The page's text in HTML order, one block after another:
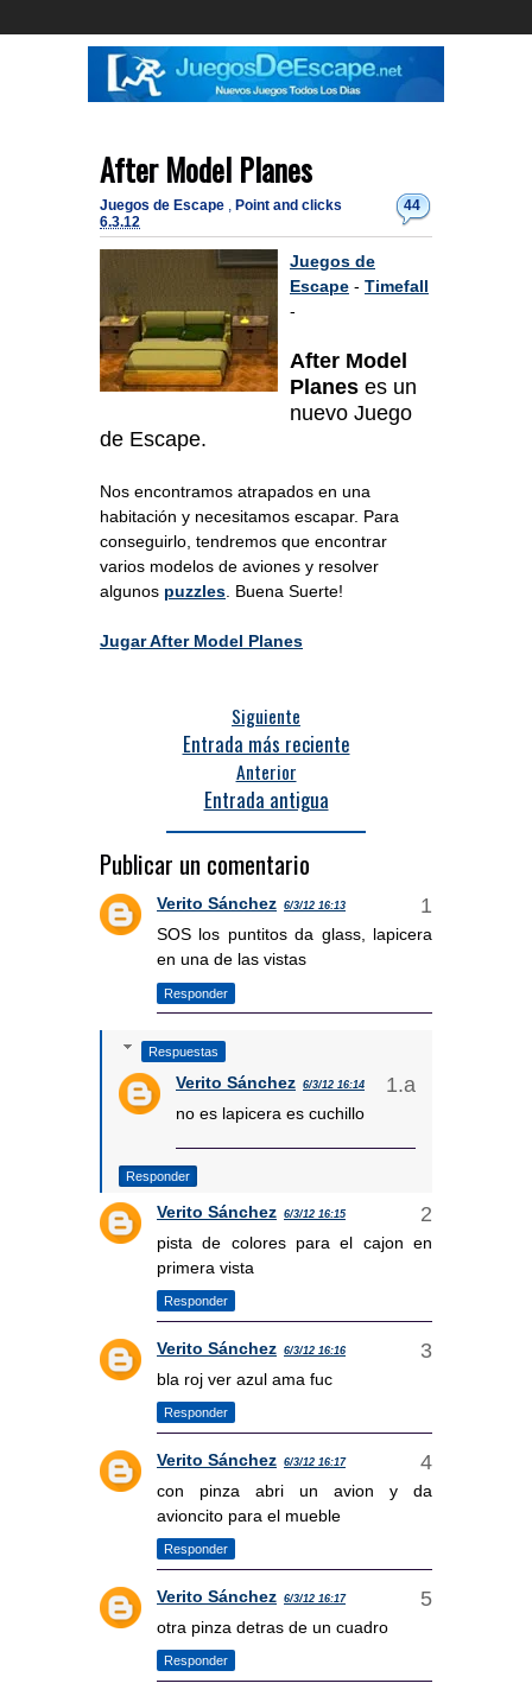
After Model Planes
44
Juegos de Escape , Point and clicks
6.3.12
Juegos de
Escape - Timefall
-
After Model
Planes es un
nuevo Juego
de Escape.
Nos encontramos atrapados en una
habitación y necesitamos escapar. Para
conseguirlo, tendremos que encontrar
varios modelos de aviones y resolver
algunos puzzles. Buena Suerte!
Jugar After Model Planes
Siguiente
Entrada más reciente
Anterior
Entrada antigua
Publicar un comentario
Verito Sánchez 6/3/12 16:13
SOS los puntitos da glass, lapicera
en una de las vistas
Responder
Respuestas
Verito Sánchez 6/3/12 16:14
no es lapicera es cuchillo
Responder
Verito Sánchez 6/3/12 16:15
pista de colores para el cajon en
primera vista
Responder
Verito Sánchez 6/3/12 16:16
bla roj ver azul ama fuc
Responder
Verito Sánchez 6/3/12 16:17
con pinza abri un avion y da
avioncito para el mueble
Responder
Verito Sánchez 6/3/12 16:17
otra pinza detras de un cuadro
Responder